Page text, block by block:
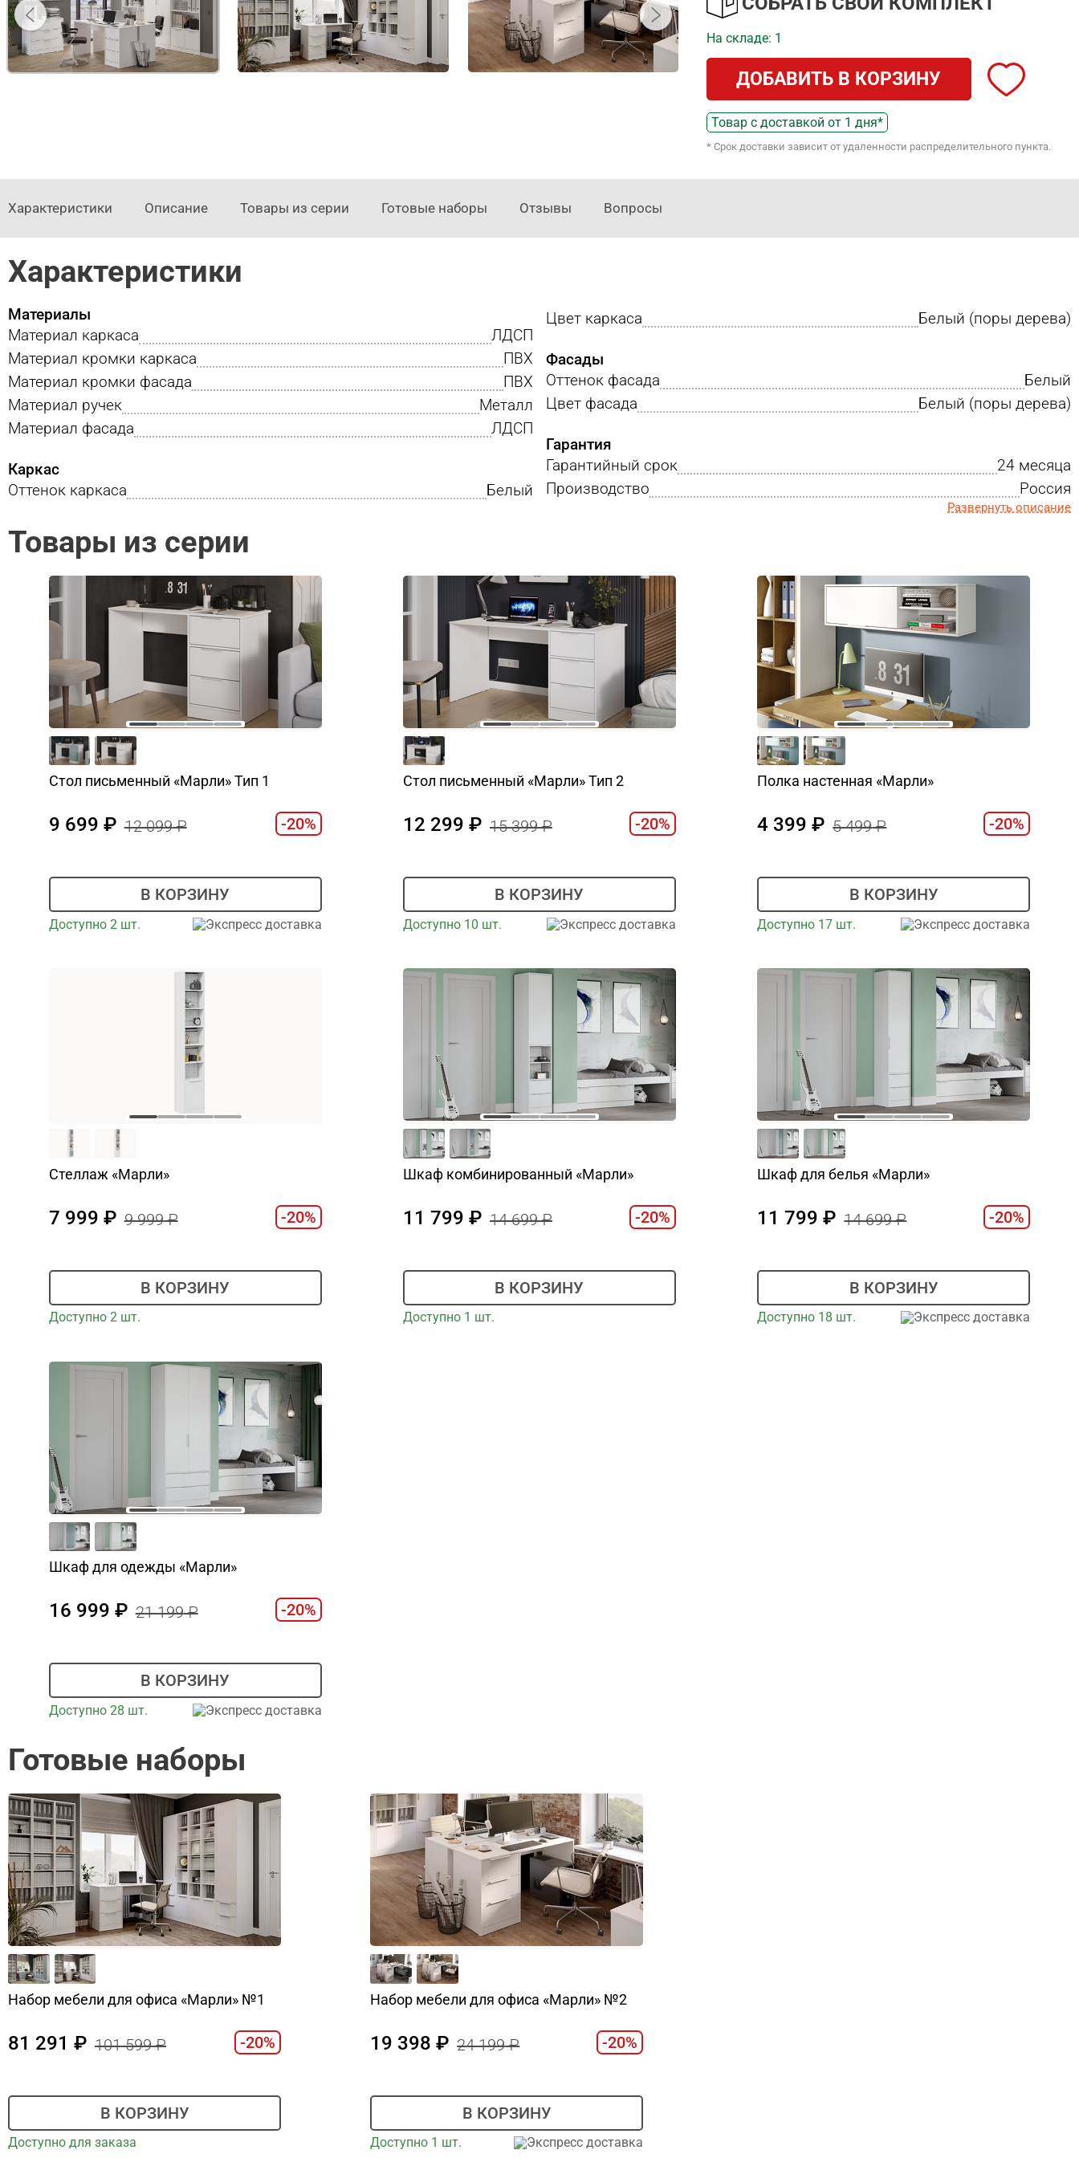
На складе: 1
ДОБАВИТЬ В КОРЗИНУ
Товар с доставкой от 1 дня*
* Срок доставки зависит от удаленности распределительного пункта.
Характеристики Описание Товары из серии Готовые наборы Отзывы Вопросы
Характеристики
Материалы
Материал каркаса
ЛДСП
Материал кромки каркаса
ПВХ
Материал кромки фасада
ПВХ
Материал ручек
Металл
Материал фасада
ЛДСП
Каркас
Оттенок каркаса
Белый
Цвет каркаса Белый (поры дерева)
Фасады
Оттенок фасада
Белый
Цвет фасада
Белый (поры дерева)
Гарантия
Гарантийный срок
24 месяца
Производство
Россия
Развернуть описание
Товары из серии
Стол письменный «Марли» Тип 1
9 699 12 099 -20%
В КОРЗИНУ
Доступно 2 шт. Экспресс доставка
Стол письменный «Марли» Тип 2
12 299 15 399 -20%
В КОРЗИНУ
Доступно 10 шт. Экспресс доставка
Полка настенная «Марли»
4 399 5 499 -20%
В КОРЗИНУ
Доступно 17 шт. Экспресс доставка
Стеллаж «Марли»
7 999 9 999 -20%
В КОРЗИНУ
Доступно 2 шт.
Шкаф комбинированный «Марли»
11 799 14 699 -20%
В КОРЗИНУ
Доступно 1 шт.
Шкаф для белья «Марли»
11 799 14 699 -20%
В КОРЗИНУ
Доступно 18 шт. Экспресс доставка
Шкаф для одежды «Марли»
16 999 21 199 -20%
В КОРЗИНУ
Доступно 28 шт. Экспресс доставка
Готовые наборы
Набор мебели для офиса «Марли» №1
81 291 101 599 -20%
В КОРЗИНУ
Доступно для заказа
Набор мебели для офиса «Марли» №2
19 398 24 199 -20%
В КОРЗИНУ
Доступно 1 шт. Экспресс доставка